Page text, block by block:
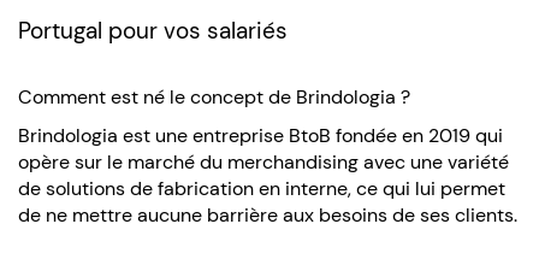
Portugal pour vos salariés
Comment est né le concept de Brindologia ?
Brindologia est une entreprise BtoB fondée en 2019 qui
opère sur le marché du merchandising avec une variété
de solutions de fabrication en interne, ce qui lui permet
de ne mettre aucune barrière aux besoins de ses clients.